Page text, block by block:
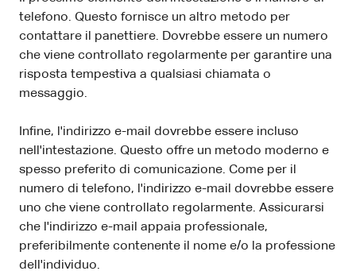
telefono. Questo fornisce un altro metodo per
contattare il panettiere. Dovrebbe essere un numero
che viene controllato regolarmente per garantire una
risposta tempestiva a qualsiasi chiamata o
messaggio.
Infine, l'indirizzo e-mail dovrebbe essere incluso
nell'intestazione. Questo offre un metodo moderno e
spesso preferito di comunicazione. Come per il
numero di telefono, l'indirizzo e-mail dovrebbe essere
uno che viene controllato regolarmente. Assicurarsi
che l'indirizzo e-mail appaia professionale,
preferibilmente contenente il nome e/o la professione
dell'individuo.